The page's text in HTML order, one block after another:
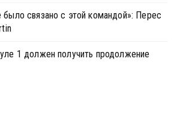
связано с этой командой»: Перес
1 должен получить продолжение